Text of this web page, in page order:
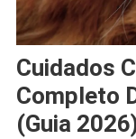
Cuidados
Completo
(Guia